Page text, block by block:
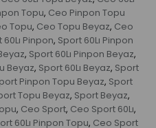
Topu, Ceo Pinpon Topu
Topu, Ceo Topu Beyaz, Ceo
60Lı Pinpon, Sport 60Lı Pinpon
, Sport 60Lı Pinpon Beyaz,
Beyaz, Sport 60Lı Beyaz, Sport
Pinpon Topu Beyaz, Sport
Topu Beyaz, Sport Beyaz,
, Ceo Sport, Ceo Sport 60Lı,
60Lı Pinpon Topu, Ceo Sport